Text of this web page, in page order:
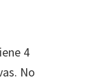
4
No